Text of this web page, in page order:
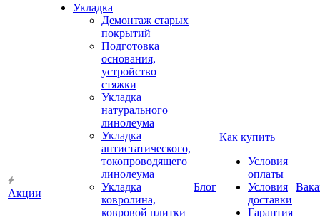
Акции
Укладка
Демонтаж старых
покрытий
Подготовка
основания,
устройство
стяжки
Укладка
натурального
линолеума
Укладка
антистатического,
токопроводящего
линолеума
Укладка
ковролина,
ковровой плитки
Блог
Как купить
Условия
оплаты
Условия
доставки
Гарантия